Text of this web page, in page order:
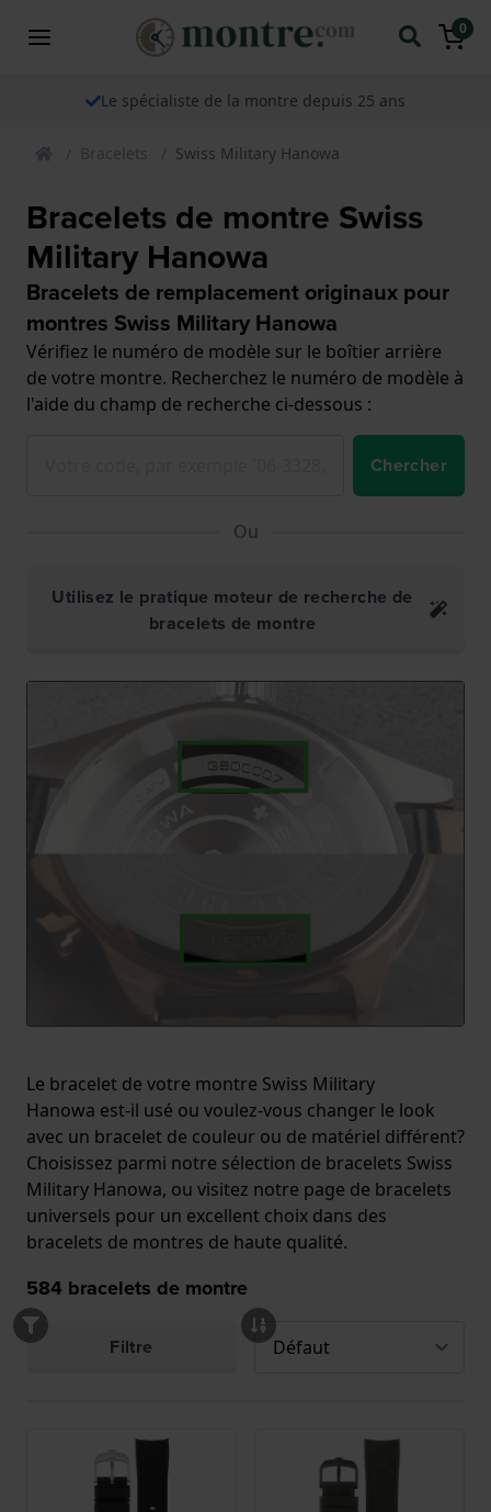
0
Le spécialiste de la montre depuis 25 ans
Bracelets Swiss Military Hanowa
Bracelets de montre Swiss
Military Hanowa
Bracelets de remplacement originaux pour
montres Swiss Military Hanowa
Vérifiez le numéro de modèle sur le boîtier arrière
de votre montre. Recherchez le numéro de modèle à
l'aide du champ de recherche ci-dessous :
Chercher
Ou
Utilisez le pratique moteur de recherche de
bracelets de montre
Le bracelet de votre montre Swiss Military
Hanowa est-il usé ou voulez-vous changer le look
avec un bracelet de couleur ou de matériel différent?
Choisissez parmi notre sélection de bracelets Swiss
Military Hanowa, ou visitez notre page de bracelets
universels pour un excellent choix dans des
bracelets de montres de haute qualité.
584 bracelets de montre
Filtre